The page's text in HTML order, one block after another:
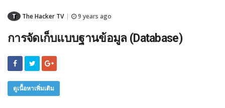
T The Hacker TV 9 years ago
การจัดเก็บแบบฐานข้อมูล (Database)
ดูเนื้อหาเพิ่มเติม